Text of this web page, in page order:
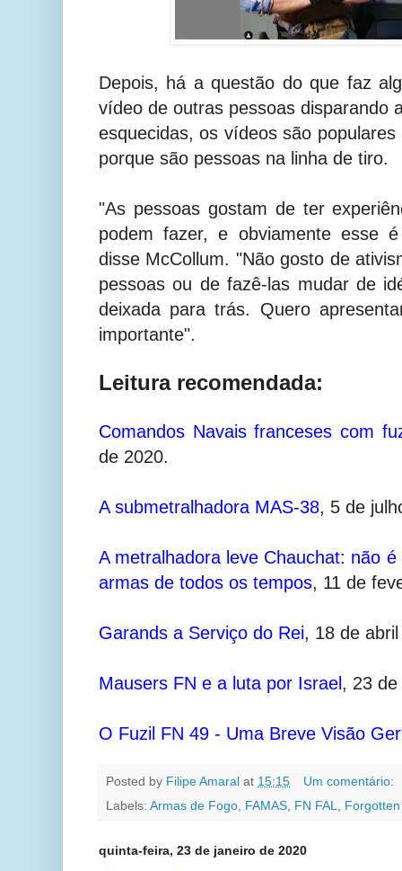
Depois, há a questão do que faz
vídeo de outras pessoas disparando
esquecidas, os vídeos são
porque são pessoas na linha de tiro.
"As pessoas gostam de ter
podem fazer, e obviamente esse
disse McCollum. "Não gosto de
pessoas ou de fazê-las mudar de
deixada para trás. Quero
importante".
Leitura recomendada:
Comandos Navais franceses com
de 2020.
A submetralhadora MAS-38, 5 de
A metralhadora leve Chauchat: não
armas de todos os tempos, 11 de
Garands a Serviço do Rei, 18 de
Mausers FN e a luta por Israel , 23
O Fuzil FN 49 - Uma Breve Visão
Posted by Filipe Amaral at 15:15
Um comentário:
Labels: Armas de Fogo FAMAS FN FAL
quinta-feira, 23 de janeiro de 2020